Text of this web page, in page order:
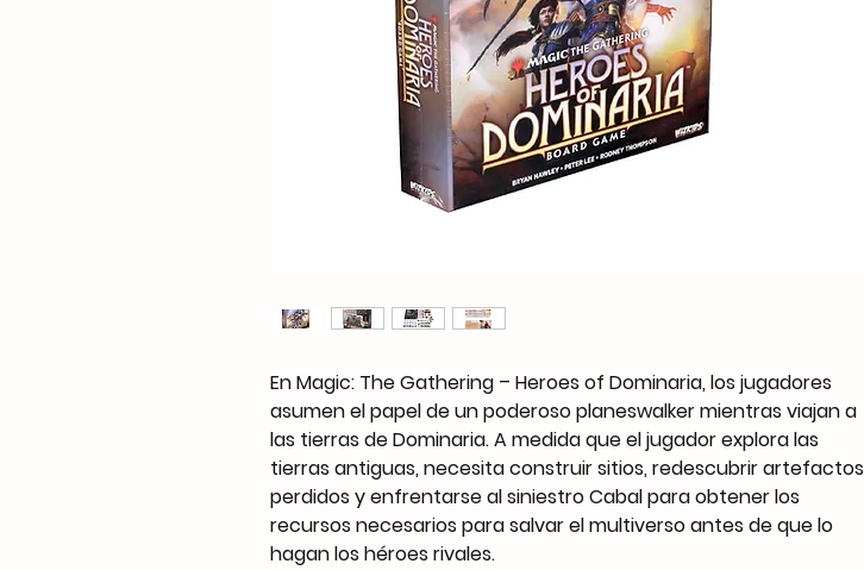
En Magic: The Gathering – Heroes of Dominaria, los jugadores
asumen el papel de un poderoso planeswalker mientras viajan a
las tierras de Dominaria. A medida que el jugador explora las
tierras antiguas, necesita construir sitios, redescubrir artefactos
perdidos y enfrentarse al siniestro Cabal para obtener los
recursos necesarios para salvar el multiverso antes de que lo
hagan los héroes rivales.